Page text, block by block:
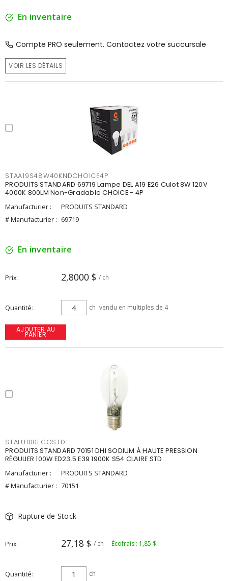
En inventaire
Compte PRO seulement. Contactez votre succursale
VOIR LES DÉTAILS
STAA19S48W40KNDCHOICE4P
PRODUITS STANDARD 69719 Lampe DEL A19 E26 Culot 8W 120V
4000K 800LM Non-Gradable CHOICE - 4P
Manufacturier :
PRODUITS STANDARD
# Manufacturier : 69719
En inventaire
Prix 2,8000 $ / ch
Quantité ch vendu en multiples de 4
AJOUTER AU
PANIER
STALU100ECOSTD
PRODUITS STANDARD 70151 DHI SODIUM À HAUTE PRESSION
RÉGULIER 100W ED23.5 E39 1900K S54 CLAIRE STD
Manufacturier :
PRODUITS STANDARD
# Manufacturier : 70151
Rupture de Stock
Prix 27,18 $ / ch Écofrais : 1,85 $
Quantité ch